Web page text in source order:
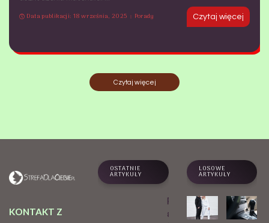
Data publikacji: 18 września, 2025
Porady Czytaj więcej
Czytaj więcej
KONTAKT Z
OSTATNIE
ARTYKUŁY
Praktyk
a Sri
LOSOWE
ARTYKUŁY